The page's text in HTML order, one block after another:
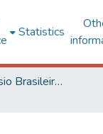
Statistics
SBQP - Simpósio Brasileiro de Qualidade do Projeto no Ambiente Construído